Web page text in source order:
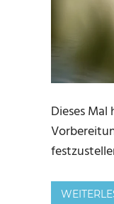
Dieses